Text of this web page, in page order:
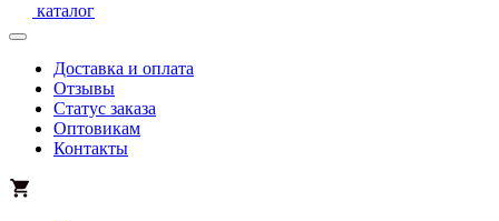
каталог
Доставка и оплата
Отзывы
Статус заказа
Оптовикам
Контакты